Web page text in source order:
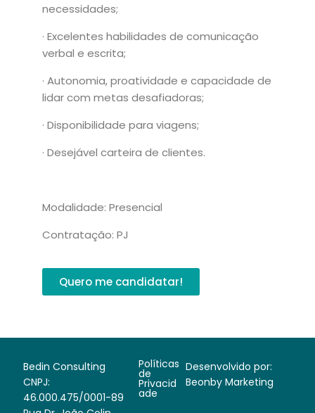
necessidades;
· Excelentes habilidades de comunicação
verbal e escrita;
· Autonomia, proatividade e capacidade de
lidar com metas desafiadoras;
· Disponibilidade para viagens;
· Desejável carteira de clientes.
Modalidade: Presencial
Contratação: PJ
Quero me candidatar!
Bedin Consulting
CNPJ:
46.000.475/0001-89
Políticas
de
Privacid
ade
Desenvolvido por:
Beonby Marketing